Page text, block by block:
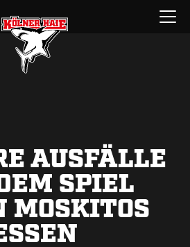
Menü
öffnen
AUSFÄLLE
SPIEL
MOSKITOS